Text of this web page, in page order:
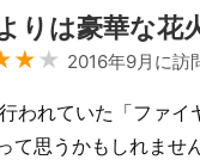
りは豪華な花
★ 2016年9月に訪
われていた「ファ
て思うかもしれませ